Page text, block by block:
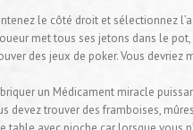
le côté droit et sélectionnez
met tous ses jetons dans le
des jeux de poker. Vous devriez
un Médicament miracle
devez trouver des framboises,